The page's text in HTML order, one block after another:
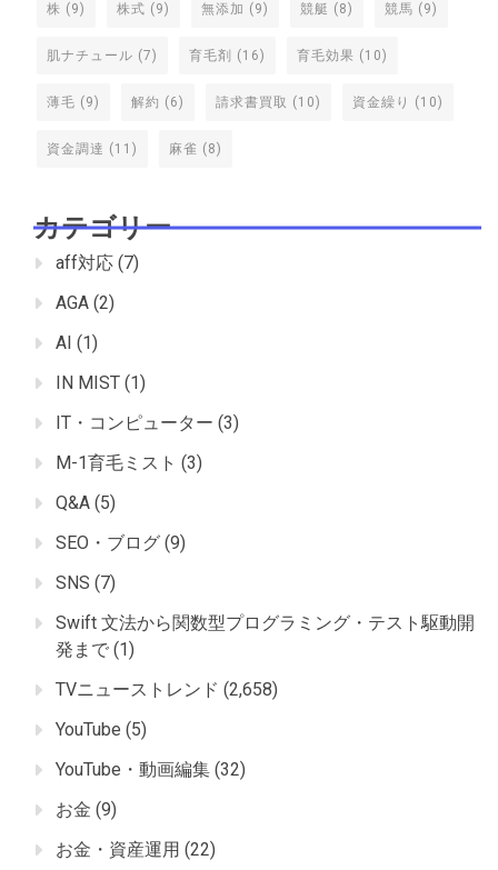
株 (9) 株式 (9) 無添加 (9) 競艇 (8) 競馬 (9)
肌ナチュール (7) 育毛剤 (16) 育毛効果 (10)
薄毛 (9) 解約 (6) 請求書買取 (10) 資金繰り (10)
資金調達 (11) 麻雀 (8)
カテゴリー
aff対応 (7)
AGA (2)
AI (1)
IN MIST (1)
IT・コンピューター (3)
M-1育毛ミスト (3)
Q&A (5)
SEO・ブログ (9)
SNS (7)
Swift 文法から関数型プログラミング・テスト駆動開
発まで (1)
TVニューストレンド (2,658)
YouTube (5)
YouTube・動画編集 (32)
お金 (9)
お金・資産運用 (22)